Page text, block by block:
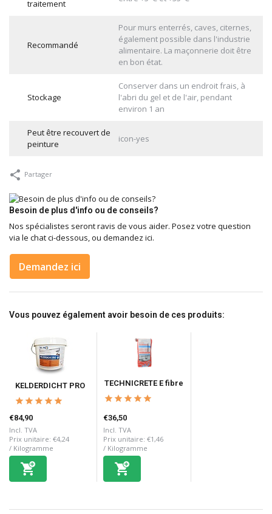
traitement
Recommandé
Pour murs enterrés, caves, citernes,
également possible dans l'industrie
alimentaire. La maçonnerie doit être
en bon état.
Stockage
Conserver dans un endroit frais, à
l'abri du gel et de l'air, pendant
environ 1 an
Peut être recouvert de
peinture
icon-yes
Partager
Besoin de plus d'info ou de conseils?
Nos spécialistes seront ravis de vous aider. Posez votre question
via le chat ci-dessous, ou demandez ici.
Demandez ici
Vous pouvez également avoir besoin de ces produits:
KELDERDICHT PRO
€84,90
Incl. TVA
Prix unitaire: €4,24
/ Kilogramme
TECHNICRETE E fibre
€36,50
Incl. TVA
Prix unitaire: €1,46
/ Kilogramme